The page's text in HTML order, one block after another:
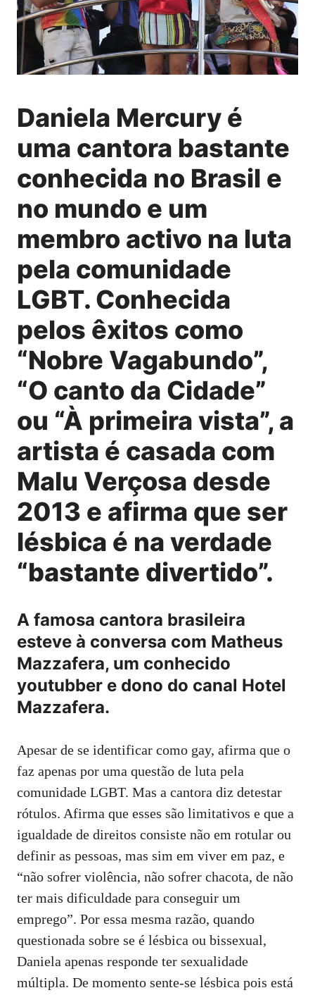
Daniela Mercury é
uma cantora bastante
conhecida no Brasil e
no mundo e um
membro activo na luta
pela comunidade
LGBT. Conhecida
pelos êxitos como
“Nobre Vagabundo”,
“O canto da Cidade”
ou “À primeira vista”, a
artista é casada com
Malu Verçosa desde
2013 e afirma que ser
lésbica é na verdade
“bastante divertido”.
A famosa cantora brasileira
esteve à conversa com Matheus
Mazzafera, um conhecido
youtubber e dono do canal Hotel
Mazzafera.
Apesar de se identificar como gay, afirma que o
faz apenas por uma questão de luta pela
comunidade LGBT. Mas a cantora diz detestar
rótulos. Afirma que esses são limitativos e que a
igualdade de direitos consiste não em rotular ou
definir as pessoas, mas sim em viver em paz, e
“não sofrer violência, não sofrer chacota, de não
ter mais dificuldade para conseguir um
emprego”. Por essa mesma razão, quando
questionada sobre se é lésbica ou bissexual,
Daniela apenas responde ter sexualidade
múltipla. De momento sente-se lésbica pois está